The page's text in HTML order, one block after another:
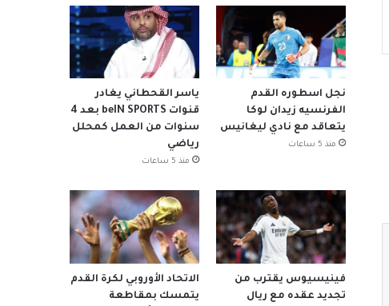
نجل اسطوره القدم
الفرنسيه زيدان لوكا
يتعاقد مع نادي ليغانيس
منذ 5 ساعات
ياسر القحطاني يغادر
قنوات beIN SPORTS بعد 4
سنوات من العمل كمحلل
رياضي
منذ 5 ساعات
فينيسيوس يقترب من
تجديد عقده مع ريال
الاتحاد الأوروبي لكرة القدم
يتمسك بمقاطعة